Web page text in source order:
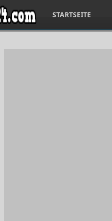
STARTSEITE